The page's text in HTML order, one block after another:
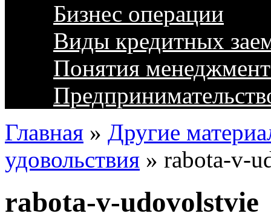
Бизнес операции
Виды кредитных
Понятия
Главная » Другие
удовольствия » rabota-v-
rabota-v-udovolstvie